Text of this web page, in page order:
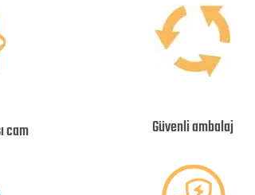
cam Güvenli ambalaj